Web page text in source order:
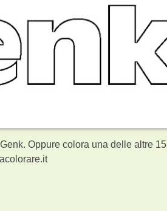
Oppure colora una delle altre 15